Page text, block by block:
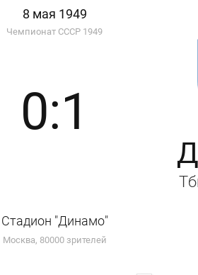
8 мая 1949
Чемпионат СССР 1949
0:1
Стадион "Динамо"
Москва, 80000 зрителей